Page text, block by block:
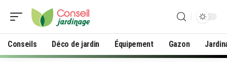
Conseils Déco de jardin Équipement Gazon